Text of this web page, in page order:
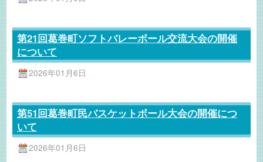
第21回葛巻町ソフトバレーボール交流大会の開催
について
2026年01月6日
第51回葛巻町民バスケットボール大会の開催につ
いて
2026年01月6日